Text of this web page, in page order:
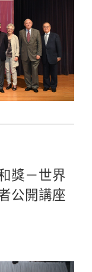
獎－世界
公開講座